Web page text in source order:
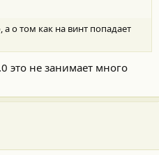
о том как на винт попадает
это не занимает много